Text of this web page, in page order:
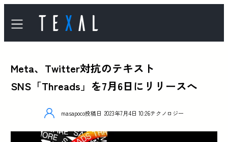
Meta、Twitter対抗のテキスト
SNS「Threads」を7月6日にリリースへ
masapoco投稿日 2023年7月4日 10:26テクノロジー